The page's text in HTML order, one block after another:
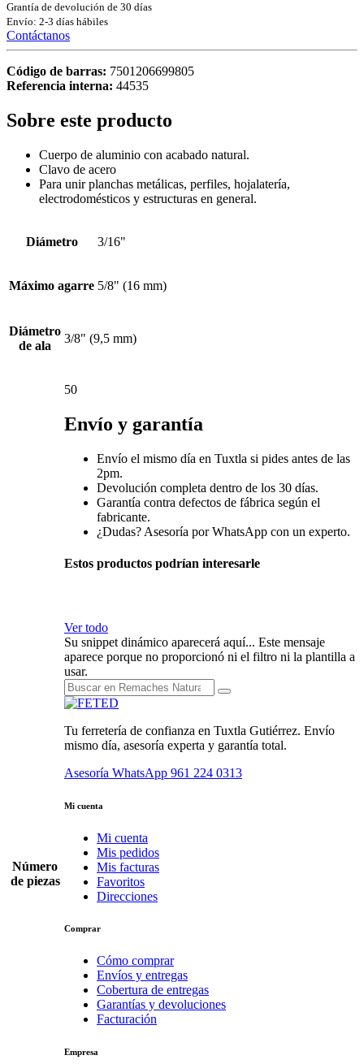
Grantía de devolución de 30 días
Envío: 2-3 días hábiles
Contáctanos
Código de barras: 7501206699805
Referencia interna: 44535
Sobre este producto
Cuerpo de aluminio con acabado natural.
Clavo de acero
Para unir planchas metálicas, perfiles, hojalatería,
electrodomésticos y estructuras en general.
Diámetro 3/16"
Máximo agarre 5/8" (16 mm)
Diámetro
de ala
3/8" (9,5 mm)
Número
de piezas
50
Envío y garantía
Envío el mismo día en Tuxtla si pides antes de las
2pm.
Devolución completa dentro de los 30 días.
Garantía contra defectos de fábrica según el
fabricante.
¿Dudas? Asesoría por WhatsApp con un experto.
Estos productos podrían interesarle
Ver todo
Su snippet dinámico aparecerá aquí... Este mensaje
aparece porque no proporcionó ni el filtro ni la plantilla a
usar.
Tu ferretería de confianza en Tuxtla Gutiérrez. Envío
mismo día, asesoría experta y garantía total.
Asesoría WhatsApp 961 224 0313
Mi cuenta
Mi cuenta
Mis pedidos
Mis facturas
Favoritos
Direcciones
Comprar
Cómo comprar
Envíos y entregas
Cobertura de entregas
Garantías y devoluciones
Facturación
Empresa